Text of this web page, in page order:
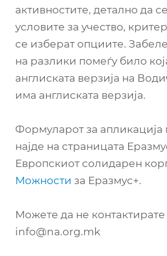
активностите, детално да
условите за учество,
се изберат опциите.
на разлики помеѓу било
англиската верзија на
има англиската верзија.
Формуларот за апликација
најде на страницата
Европскиот солидарен
Можности за Еразмус+.
Можете да не
info@na.org.mk